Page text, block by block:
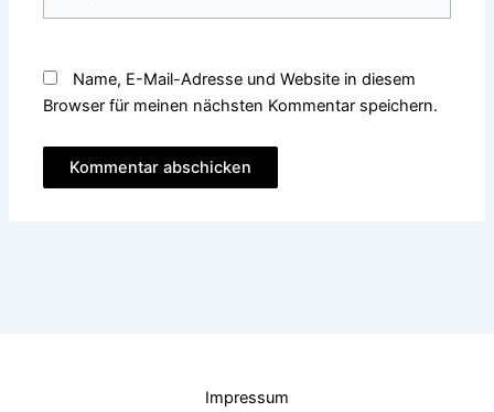
Name, E-Mail-Adresse und Website in diesem
Browser für meinen nächsten Kommentar speichern.
Impressum